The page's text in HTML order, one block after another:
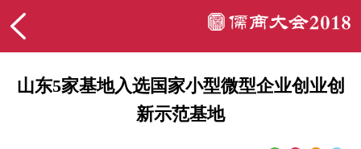
山东5家基地入选国家小型微型企业创业创
新示范基地